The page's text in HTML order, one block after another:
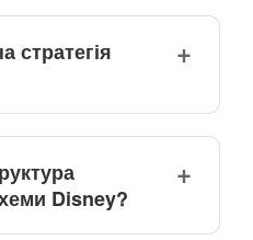
стратегія
Disney?